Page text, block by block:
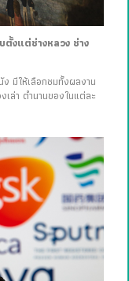
งแต่ช่างหลวง ช่าง
มีให้เลือกชมทั้งผลงาน
ล่า ตำนานของในแต่ละ